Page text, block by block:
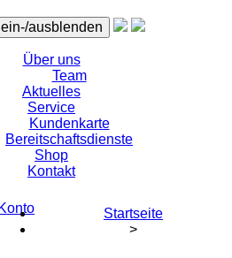
ausblenden
Über uns
Team
Aktuelles
Service
Kundenkarte
Bereitschaftsdienste
Shop
Kontakt
Startseite
>